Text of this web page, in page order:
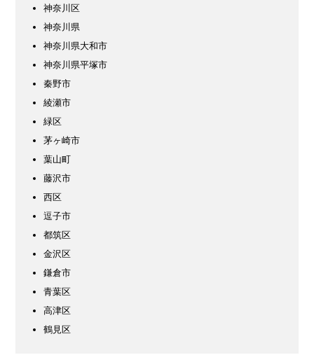
神奈川区
神奈川県
神奈川県大和市
神奈川県平塚市
秦野市
綾瀬市
緑区
茅ヶ崎市
葉山町
藤沢市
西区
逗子市
都筑区
金沢区
鎌倉市
青葉区
高津区
鶴見区